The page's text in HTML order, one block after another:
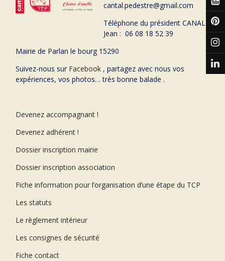
cantal.pedestre@gmail.com
Téléphone du président CANAL
Jean : 06 08 18 52 39
Mairie de Parlan le bourg 15290
Suivez-nous sur Facebook , partagez avec nous vos
expériences, vos photos… très bonne balade .
Devenez accompagnant !
Devenez adhérent !
Dossier inscription mairie
Dossier inscription association
Fiche information pour l’organisation d’une étape du TCP
Les statuts
Le règlement intérieur
Les consignes de sécurité
Fiche contact